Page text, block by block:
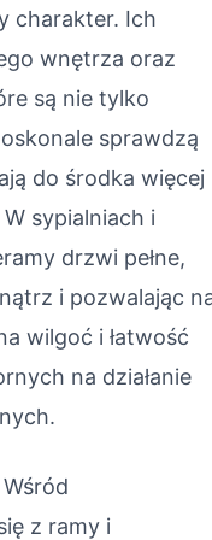
charakter. Ich
wnętrza oraz
są nie tylko
sprawdzą
do środka więcej
sypialniach i
drzwi pełne,
i pozwalając
wilgoć i łatwość
na działanie
z ramy i